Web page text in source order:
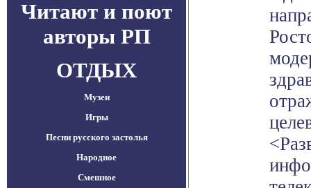
Читают и поют
авторы РП
ОТДЫХ
Музеи
Игры
Песни русского застолья
Народное
Смешное